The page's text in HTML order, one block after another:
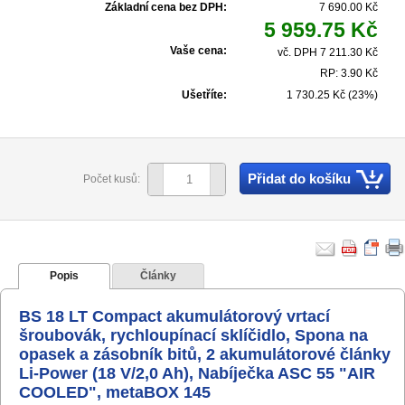
Základní cena bez DPH: 7 690.00 Kč
Vaše cena:
5 959.75 Kč
vč. DPH 7 211.30 Kč
RP: 3.90 Kč
Ušetříte:
1 730.25 Kč (23%)
Počet kusů: Přidat do košíku
Popis Články
BS 18 LT Compact akumulátorový vrtací
šroubovák, rychloupínací sklíčidlo, Spona na
opasek a zásobník bitů, 2 akumulátorové články
Li-Power (18 V/2,0 Ah), Nabíječka ASC 55 "AIR
COOLED", metaBOX 145